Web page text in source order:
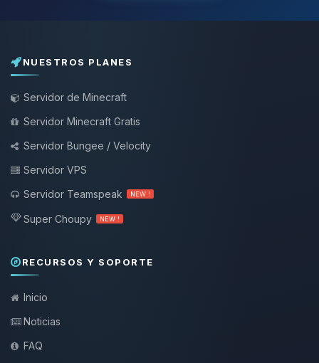
NUESTROS PLANES
Servidor de Minecraft
Servidor Minecraft Gratis
Servidor Bungee / Velocity
Servidor VPS
Servidor Teamspeak
NEW !
Super Choupy NEW !
RECURSOS Y SOPORTE
Inicio
Noticias
FAQ